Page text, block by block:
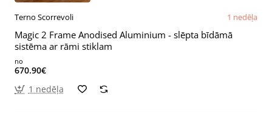
Terno Scorrevoli 1 nedēļa
Magic 2 Frame Anodised Aluminium - slēpta bīdāmā
sistēma ar rāmi stiklam
no
670.90€
1 nedēļa